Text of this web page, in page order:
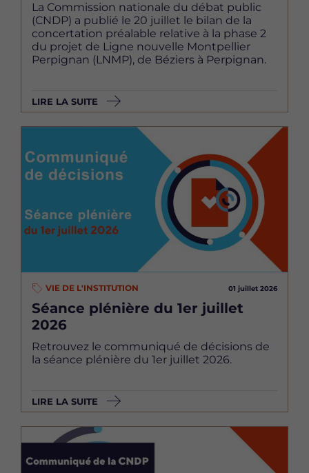
La Commission nationale du débat public
(CNDP) a publié le 20 juillet le bilan de la
concertation préalable relative à la phase 2
du projet de Ligne nouvelle Montpellier
Perpignan (LNMP), de Béziers à Perpignan.
LIRE LA SUITE
VIE DE L'INSTITUTION 01 juillet 2026
Séance plénière du 1er juillet
2026
Retrouvez le communiqué de décisions de
la séance plénière du 1er juillet 2026.
LIRE LA SUITE
Image